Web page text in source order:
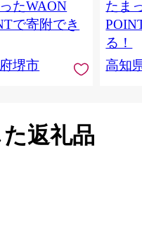
ン エキストラ
ンオイル 調味
質 ヘルシー サ
スタ 洋食 人気
め 送料無料 大
たWAON
で寄附でき
堺市
たま
る！
高知
返礼品